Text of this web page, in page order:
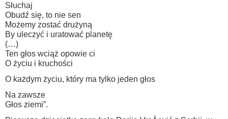
Słuchaj
Obudź się, to nie sen
Możemy zostać drużyną
By uleczyć i uratować planetę
(…)
Ten głos wciąż opowie ci
O życiu i kruchości
O każdym życiu, który ma tylko jeden głos
Na zawsze
Głos ziemi”.